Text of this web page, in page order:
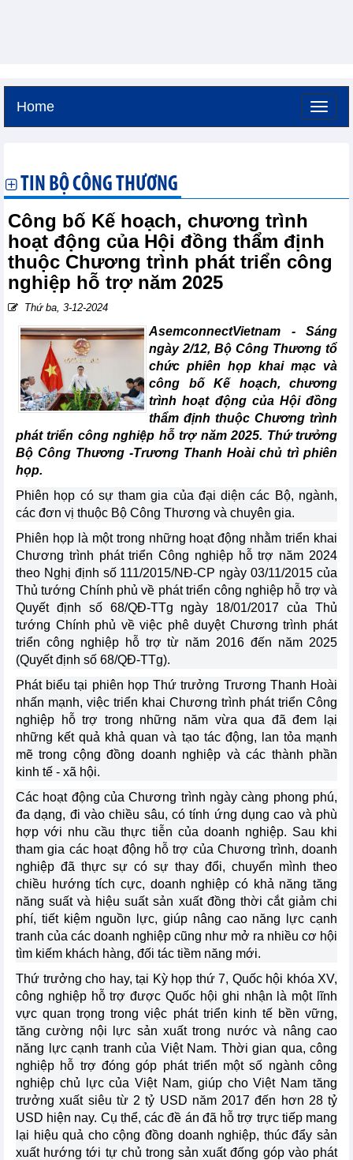
Home
TIN BỘ CÔNG THƯƠNG
Công bố Kế hoạch, chương trình
hoạt động của Hội đồng thẩm định
thuộc Chương trình phát triển công
nghiệp hỗ trợ năm 2025
Thứ ba, 3-12-2024
AsemconnectVietnam - Sáng
ngày 2/12, Bộ Công Thương tổ
chức phiên họp khai mạc và
công bố Kế hoạch, chương
trình hoạt động của Hội đồng
thẩm định thuộc Chương trình
phát triển công nghiệp hỗ trợ năm 2025. Thứ trưởng
Bộ Công Thương -Trương Thanh Hoài chủ trì phiên
họp.
Phiên họp có sự tham gia của đại diện các Bộ, ngành,
các đơn vị thuộc Bộ Công Thương và chuyên gia.
Phiên họp là một trong những hoạt động nhằm triển khai
Chương trình phát triển Công nghiệp hỗ trợ năm 2024
theo Nghị định số 111/2015/NĐ-CP ngày 03/11/2015 của
Thủ tướng Chính phủ về phát triển công nghiệp hỗ trợ và
Quyết định số 68/QĐ-TTg ngày 18/01/2017 của Thủ
tướng Chính phủ về việc phê duyệt Chương trình phát
triển công nghiệp hỗ trợ từ năm 2016 đến năm 2025
(Quyết định số 68/QĐ-TTg).
Phát biểu tại phiên họp Thứ trưởng Trương Thanh Hoài
nhấn mạnh, việc triển khai Chương trình phát triển Công
nghiệp hỗ trợ trong những năm vừa qua đã đem lại
những kết quả khả quan và tạo tác động, lan tỏa mạnh
mẽ trong cộng đồng doanh nghiệp và các thành phần
kinh tế - xã hội.
Các hoạt động của Chương trình ngày càng phong phú,
đa dạng, đi vào chiều sâu, có tính ứng dụng cao và phù
hợp với nhu cầu thực tiễn của doanh nghiệp. Sau khi
tham gia các hoạt động hỗ trợ của Chương trình, doanh
nghiệp đã thực sự có sự thay đổi, chuyển mình theo
chiều hướng tích cực, doanh nghiệp có khả năng tăng
năng suất và hiệu suất sản xuất đồng thời cắt giảm chi
phí, tiết kiệm nguồn lực, giúp nâng cao năng lực cạnh
tranh của các doanh nghiệp cũng như mở ra nhiều cơ hội
tìm kiếm khách hàng, đối tác tiềm năng mới.
Thứ trưởng cho hay, tại Kỳ họp thứ 7, Quốc hội khóa XV,
công nghiệp hỗ trợ được Quốc hội ghi nhận là một lĩnh
vực quan trọng trong việc phát triển kinh tế bền vững,
tăng cường nội lực sản xuất trong nước và nâng cao
năng lực cạnh tranh của Việt Nam. Thời gian qua, công
nghiệp hỗ trợ đóng góp phát triển một số ngành công
nghiệp chủ lực của Việt Nam, giúp cho Việt Nam tăng
trưởng xuất siêu từ 2 tỷ USD năm 2017 đến hơn 28 tỷ
USD hiện nay. Cụ thể, các đề án đã hỗ trợ trực tiếp mang
lại hiệu quả cho cộng đồng doanh nghiệp, thúc đẩy sản
xuất hướng tới tự chủ trong sản xuất đống góp vào phát